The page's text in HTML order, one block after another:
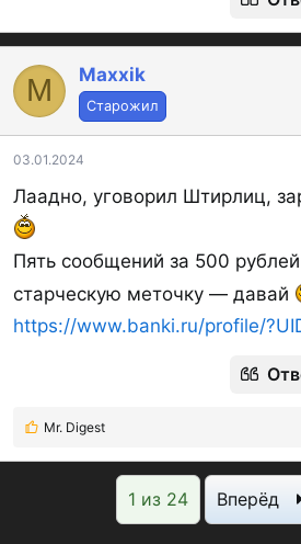
M Maxxik
Старожил
03.01.2024
Лаадно, уговорил Штирлиц,
Пять сообщений за 500
старческую меточку — давай
https://www.banki.ru/profile/
Р
Mr. Digest
1 из 24 Вперёд